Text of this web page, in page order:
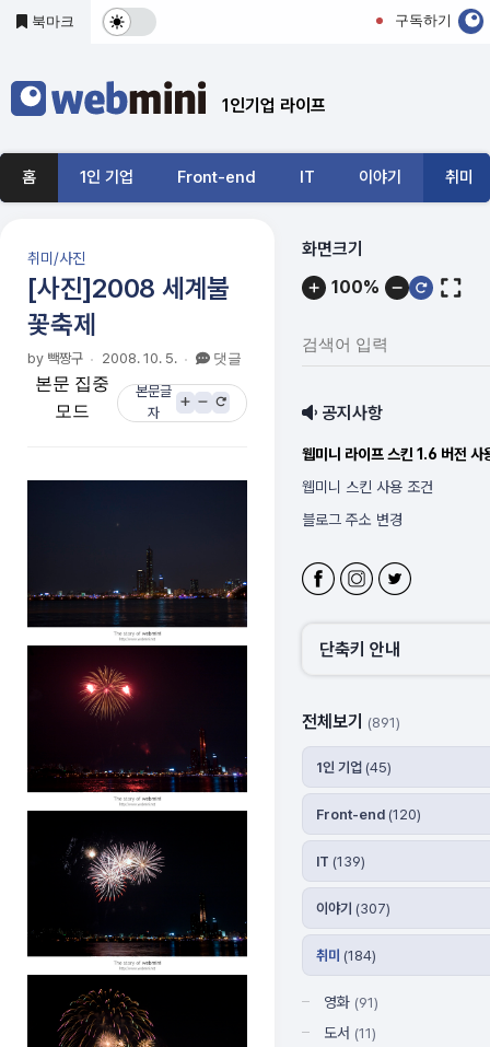
본문 바로가기
북마크 다
및
기
드
환
구독하기
1인기업 라이프
홈 1인 기업 Front-end IT 이야기 취미
취미/사진
[사진]2008 세계불
꽃축제
by 빽짱구 2008. 10. 5. 댓글
본문 집중
모드
본문글
자
메
내
화면크기
100%
검
색
입
력:
공지사항
웹미니 라이프 스킨 1.6 버전 사
웹미니 스킨 사용 조건
블로그 주소 변경
웹미니 라이프 스킨 사용 시 체
단축키 안내
전체보기 (891)
1인 기업 (45)
Front-end (120)
IT (139)
이야기 (307)
취미 (184)
영화 (91)
도서 (11)